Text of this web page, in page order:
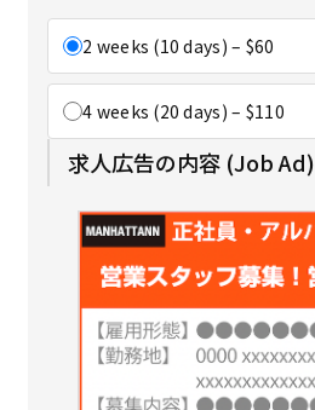
2 weeks (10 days) – $60
4 weeks (20 days) – $110
求人広告の内容 (Job Ad)